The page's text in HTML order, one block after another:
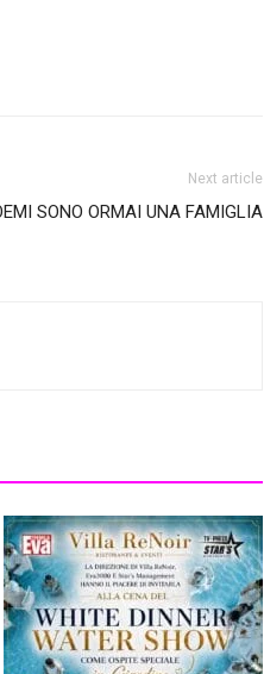
Next article
SONO ORMAI UNA FAMIGLIA